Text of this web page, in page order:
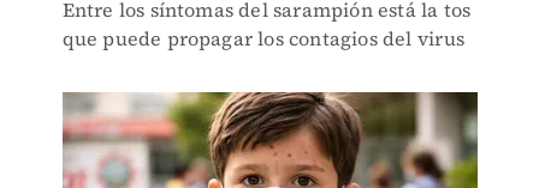
Entre los síntomas del sarampión está la tos
que puede propagar los contagios del virus